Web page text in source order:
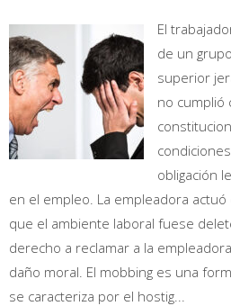
El
de un
superior
no cumplió
obligación
en el empleo. La empleadora
que el ambiente laboral fuese
derecho a reclamar a la
daño moral. El mobbing es una
se caracteriza por el hostig...